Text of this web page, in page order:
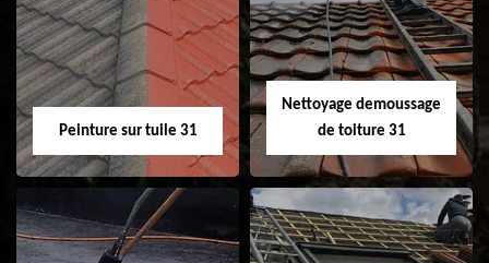
ravalement de
façade 31
Peinture sur tuile 31
Nettoyage demoussage
de toiture 31